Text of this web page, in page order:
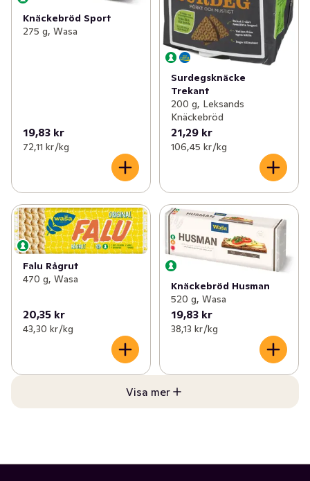
Knäckebröd Sport
275 g, Wasa
19,83 kr
72,11 kr /kg
Surdegsknäcke
Trekant
200 g, Leksands
Knäckebröd
21,29 kr
106,45 kr /kg
Falu Rågrut
470 g, Wasa
20,35 kr
43,30 kr /kg
Knäckebröd Husman
520 g, Wasa
19,83 kr
38,13 kr /kg
Visa mer